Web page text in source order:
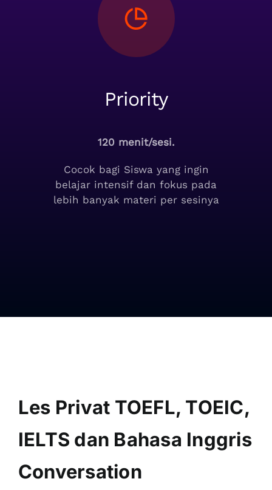
Priority
120 menit/sesi.
Cocok bagi Siswa yang ingin
belajar intensif dan fokus pada
lebih banyak materi per sesinya
Les Privat TOEFL, TOEIC,
IELTS dan Bahasa Inggris
Conversation